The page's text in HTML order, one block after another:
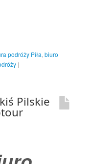
podróży Piła biuro
|
Pilskie